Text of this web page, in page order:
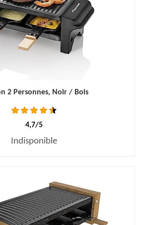
2 Personnes, Noir / Bois
4,7/5
Indisponible